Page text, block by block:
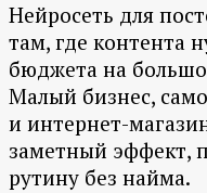
Нейросеть для
там, где контента
бюджета на
Малый бизнес,
и интернет-
заметный эффект,
рутину без найма.